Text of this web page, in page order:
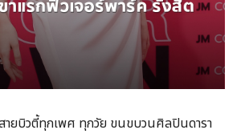
ายบิวตี้ทุกเพศ ทุกวัย ขนขบวนศิลปินดารา